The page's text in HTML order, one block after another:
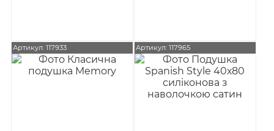
Артикул: 117933 Артикул: 117965